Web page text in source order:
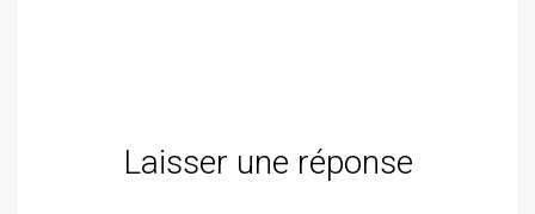
Laisser une réponse